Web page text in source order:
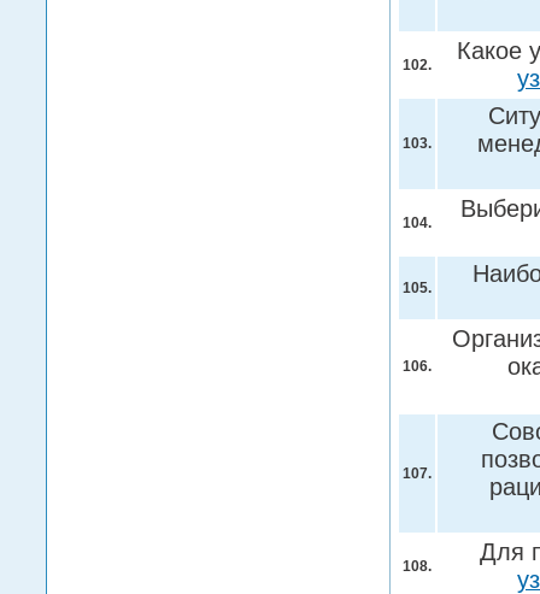
102.
Какое
103.
104.
105.
106.
107.
108.
Для